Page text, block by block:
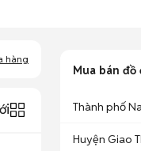
hàng
Mua bán đồ
Thành phố
Huyện Giao